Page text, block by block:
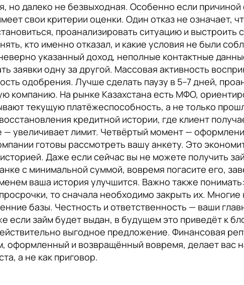
но далеко не безвыходная. Особенно если причиной
свои критерии оценки. Один отказ не означает,
проанализировать ситуацию и выстроить
кто именно отказал, и какие условия не были
указанный доход, неполные контактные
заявки одну за другой. Массовая активность
одобрения. Лучше сделать паузу в 5–7 дней,
компанию. На рынке Казахстана есть МФО,
текущую платёжеспособность, а не только
кредитной истории, где клиент
увеличивает лимит. Четвёртый момент —
готовы рассмотреть вашу анкету. Это
Даже если сейчас вы не можете получить
с минимальной суммой, вовремя погасите его,
ваша история улучшится. Важно также
то сначала необходимо закрыть их. Многие
базы. Честность и ответственность — ваши
займ будет выдан, в будущем это приведёт к
выгодное предложение. Финансовая
оформленный и возвращённый вовремя, делает вас
а не как приговор.